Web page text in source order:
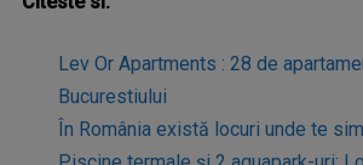
Lev Or Apartments : 28 de
Bucurestiului
În România există locuri unde te